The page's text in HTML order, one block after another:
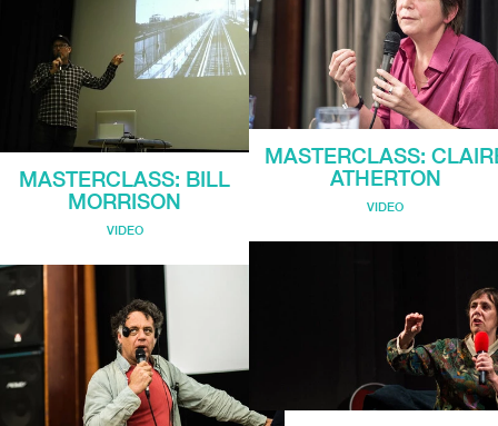
MASTERCLASS: BILL
MORRISON
VIDEO
MASTERCLASS:
ATHERTON
VIDEO